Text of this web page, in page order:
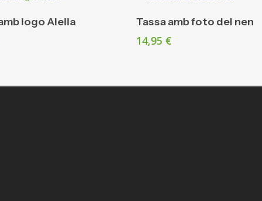
Afegeix A La Cistella
logo Alella Afegeix A La Cistella
Tassa amb foto del nen
14,95 €